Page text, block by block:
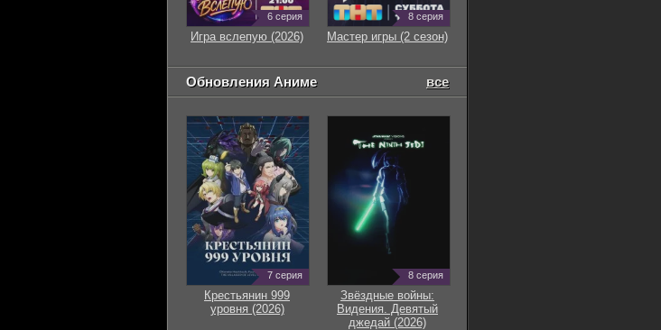
6 серия
Игра вслепую (2026)
8 серия
Мастер игры (2 сезон)
Обновления Аниме все
7 серия
Крестьянин 999
уровня (2026)
8 серия
Звёздные войны:
Видения. Девятый
джедай (2026)